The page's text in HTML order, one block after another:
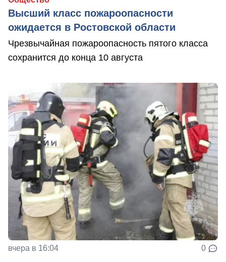
Высший класс пожароопасности
ожидается в Ростовской области
Чрезвычайная пожароопасность пятого класса
сохранится до конца 10 августа
вчера в 16:04 0